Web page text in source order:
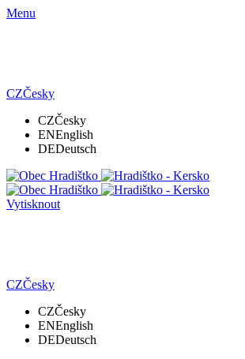
Menu
CZČesky
CZČesky
ENEnglish
DEDeutsch
Vytisknout
CZČesky
CZČesky
ENEnglish
DEDeutsch